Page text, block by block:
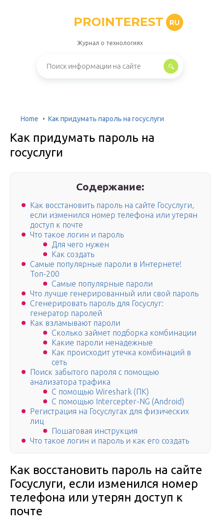
PROINTEREST RU
Журнал о технологиях
Home Как придумать пароль на госуслуги
Как придумать пароль на
госуслуги
Содержание:
Как восстановить пароль на сайте Госуслуги,
если изменился номер телефона или утерян
доступ к почте
Что такое логин и пароль
Для чего нужен
Как создать
Самые популярные пароли в Интернете!
Топ-200
Самые популярные пароли
Что лучше генерированный или свой пароль
Сгенерировать пароль для Госуслуг:
генератор паролей
Как взламывают пароли
Сколько займет подборка комбинации
Какие пароли ненадежные
Как происходит утечка комбинаций в
сеть
Поиск забытого пароля с помощью
анализатора трафика
С помощью Wireshark (ПК)
С помощью Intercepter-NG (Android)
Регистрация на Госуслугах для физических
лиц
Пошаговая инструкция
Что такое логин и пароль и как его создать
Как восстановить пароль на сайте
Госуслуги, если изменился номер
телефона или утерян доступ к
почте